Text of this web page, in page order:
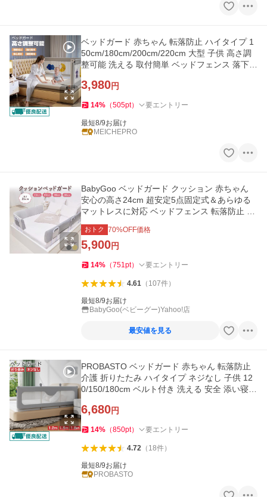
ベッドガード 赤ちゃん 転落防止 ハイタイプ 1
50cm/180cm/200cm/220cm 大型 子供 高さ調
整可能 洗える 取付簡単 ベッドフェンス 落下防
3,980円
14% （505pt） 要エントリー
最短8/9お届け
MEICHEPRO
BabyGoo ベッドガード クッション 赤ちゃん
安心の高さ24cm 超安定5点固定式＆あらゆる
マットレスに対応 ベッドフェンス 転落防止 10
0 150 180 200サイズ
おトク 70%OFF価格
5,900円
14% （751pt） 要エントリー
4.61（ 107件）
最短8/9お届け
BabyGoo(ベビーグー)Yahoo!店
最安値を見る
PROBASTO ベッドガード 赤ちゃん 転落防止
介護 折りたたみ ハイタイプ ネジなし 子供 12
0/150/180cm ベルト付き 洗える 安全 添い寝
6,680円
14% （850pt） 要エントリー
4.72（ 18件）
最短8/9お届け
PROBASTO